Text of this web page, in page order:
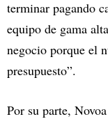
terminar pagando
equipo de gama
negocio porque el
presupuesto”.
Por su parte,